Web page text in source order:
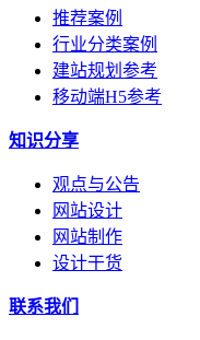
推荐案例
行业分类案例
建站规划参考
移动端H5参考
知识分享
观点与公告
网站设计
网站制作
设计干货
联系我们